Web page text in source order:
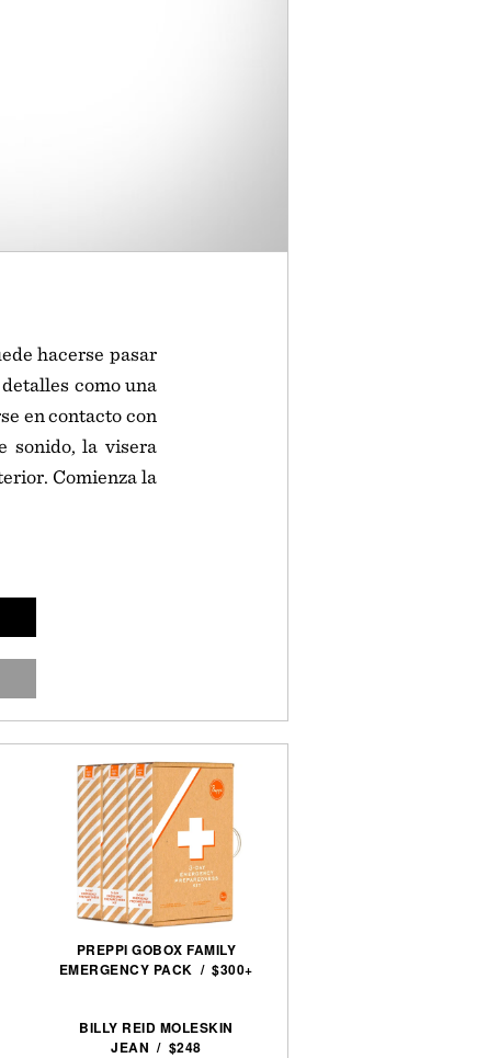
hacerse pasar
como una
en contacto con
sonido, la visera
Comienza la
PREPPI GOBOX FAMILY
EMERGENCY PACK / $300+
BILLY REID MOLESKIN
JEAN / $248